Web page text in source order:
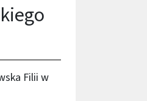
Filii w